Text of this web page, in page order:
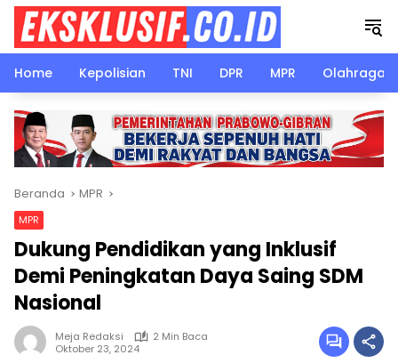
Langsung
konten
Home
Kepolisian TNI DPR MPR Olahraga
Beranda MPR
MPR
Dukung Pendidikan yang Inklusif
Demi Peningkatan Daya Saing SDM
Nasional
Meja Redaksi
2 Min Baca
Oktober 23, 2024